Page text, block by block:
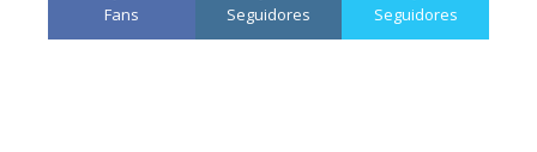
Fans Seguidores Seguidores